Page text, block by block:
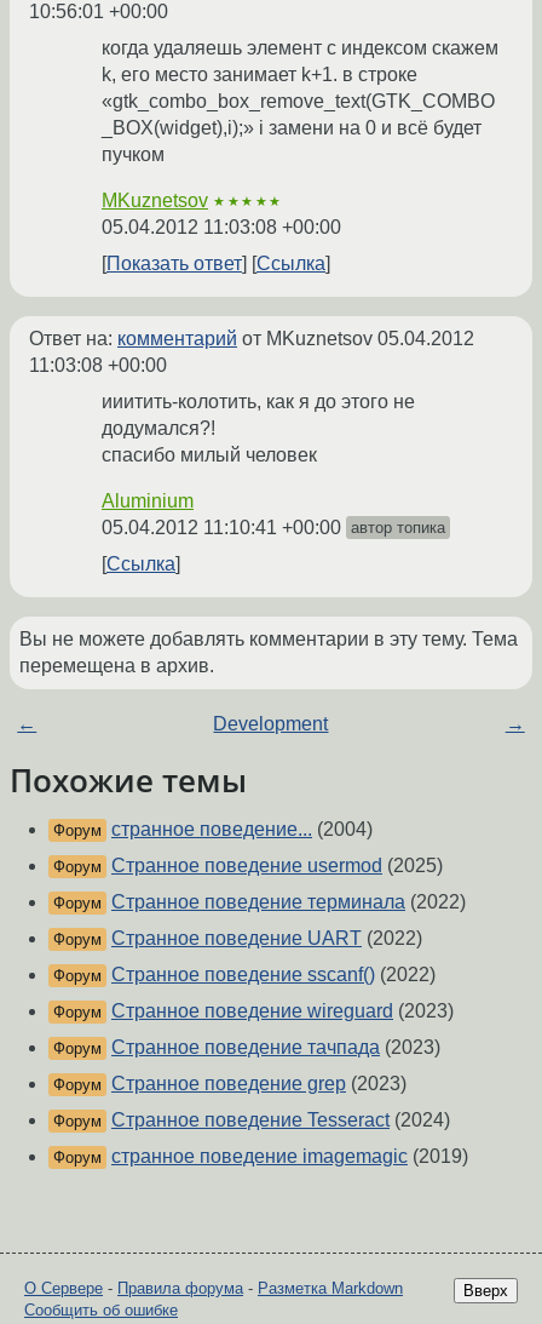
10:56:01 +00:00
когда удаляешь элемент с индексом скажем
k, его место занимает k+1. в строке
«gtk_combo_box_remove_text(GTK_COMBO
_BOX(widget),i);» i замени на 0 и всё будет
пучком
MKuznetsov ★★★★★
05.04.2012 11:03:08 +00:00
Показать ответ
Ссылка
Ответ на: комментарий от MKuznetsov 05.04.2012
11:03:08 +00:00
ииитить-колотить, как я до этого не
додумался?!
спасибо милый человек
Aluminium
05.04.2012 11:10:41 +00:00 автор топика
Ссылка
Вы не можете добавлять комментарии в эту тему. Тема
перемещена в архив.
← Development →
Похожие темы
Форум странное поведение... (2004)
Форум Странное поведение usermod (2025)
Форум Странное поведение терминала (2022)
Форум Странное поведение UART (2022)
Форум Странное поведение sscanf() (2022)
Форум Странное поведение wireguard (2023)
Форум Странное поведение тачпада (2023)
Форум Странное поведение grep (2023)
Форум Странное поведение Tesseract(2024)
Форум странное поведение imagemagic (2019)
Вверх
О Сервере - Правила форума- Разметка Markdown
Сообщить об ошибке